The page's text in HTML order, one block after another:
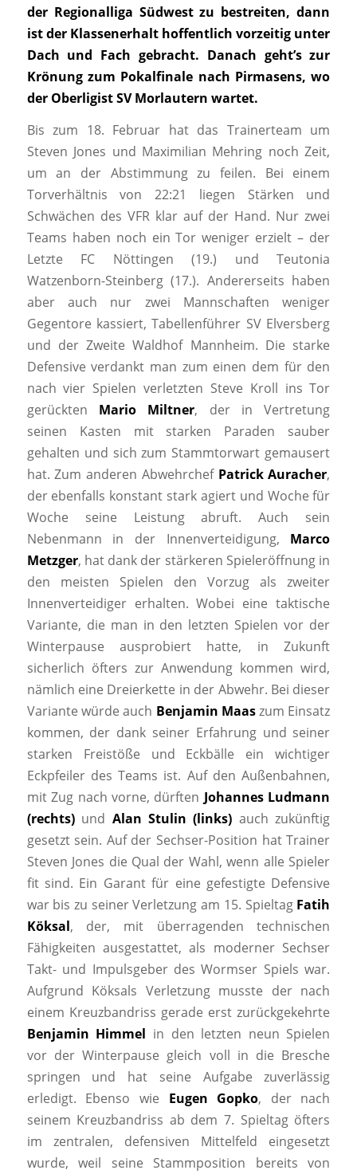
der Regionalliga Südwest zu bestreiten, dann
ist der Klassenerhalt hoffentlich vorzeitig unter
Dach und Fach gebracht. Danach geht’s zur
Krönung zum Pokalfinale nach Pirmasens, wo
der Oberligist SV Morlautern wartet.
Bis zum 18. Februar hat das Trainerteam um
Steven Jones und Maximilian Mehring noch Zeit,
um an der Abstimmung zu feilen. Bei einem
Torverhältnis von 22:21 liegen Stärken und
Schwächen des VFR klar auf der Hand. Nur zwei
Teams haben noch ein Tor weniger erzielt – der
Letzte FC Nöttingen (19.) und Teutonia
Watzenborn-Steinberg (17.). Andererseits haben
aber auch nur zwei Mannschaften weniger
Gegentore kassiert, Tabellenführer SV Elversberg
und der Zweite Waldhof Mannheim. Die starke
Defensive verdankt man zum einen dem für den
nach vier Spielen verletzten Steve Kroll ins Tor
gerückten Mario Miltner, der in Vertretung
seinen Kasten mit starken Paraden sauber
gehalten und sich zum Stammtorwart gemausert
hat. Zum anderen Abwehrchef Patrick Auracher,
der ebenfalls konstant stark agiert und Woche für
Woche seine Leistung abruft. Auch sein
Nebenmann in der Innenverteidigung, Marco
Metzger, hat dank der stärkeren Spieleröffnung in
den meisten Spielen den Vorzug als zweiter
Innenverteidiger erhalten. Wobei eine taktische
Variante, die man in den letzten Spielen vor der
Winterpause ausprobiert hatte, in Zukunft
sicherlich öfters zur Anwendung kommen wird,
nämlich eine Dreierkette in der Abwehr. Bei dieser
Variante würde auch Benjamin Maaszum Einsatz
kommen, der dank seiner Erfahrung und seiner
starken Freistöße und Eckbälle ein wichtiger
Eckpfeiler des Teams ist. Auf den Außenbahnen,
mit Zug nach vorne, dürften Johannes Ludmann
(rechts)und Alan Stulin (links) auch zukünftig
gesetzt sein. Auf der Sechser-Position hat Trainer
Steven Jones die Qual der Wahl, wenn alle Spieler
fit sind. Ein Garant für eine gefestigte Defensive
war bis zu seiner Verletzung am 15. Spieltag Fatih
Köksal, der, mit überragenden technischen
Fähigkeiten ausgestattet, als moderner Sechser
Takt- und Impulsgeber des Wormser Spiels war.
Aufgrund Köksals Verletzung musste der nach
einem Kreuzbandriss gerade erst zurückgekehrte
Benjamin Himmel in den letzten neun Spielen
vor der Winterpause gleich voll in die Bresche
springen und hat seine Aufgabe zuverlässig
erledigt. Ebenso wie Eugen Gopko, der nach
seinem Kreuzbandriss ab dem 7. Spieltag öfters
im zentralen, defensiven Mittelfeld eingesetzt
wurde, weil seine Stammposition bereits von